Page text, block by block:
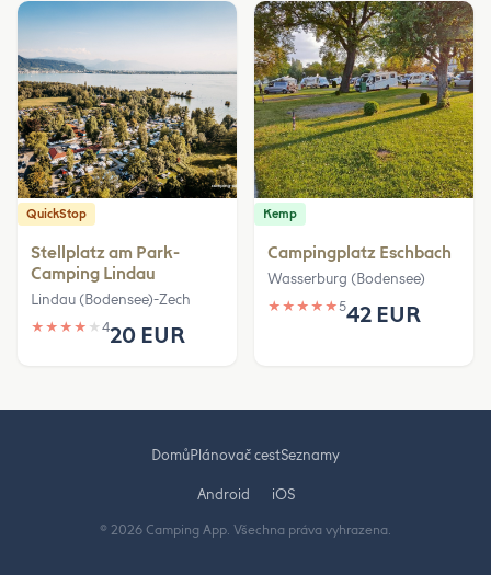
QuickStop
Stellplatz am Park-
Camping Lindau
Lindau (Bodensee)-Zech
★ ★ ★ ★ ★ 420 EUR
Kemp
Campingplatz Eschbach
Wasserburg (Bodensee)
★ ★ ★ ★ ★542 EUR
DomůPlánovač cestSeznamy
Android iOS
© 2026 Camping App. Všechna práva vyhrazena.